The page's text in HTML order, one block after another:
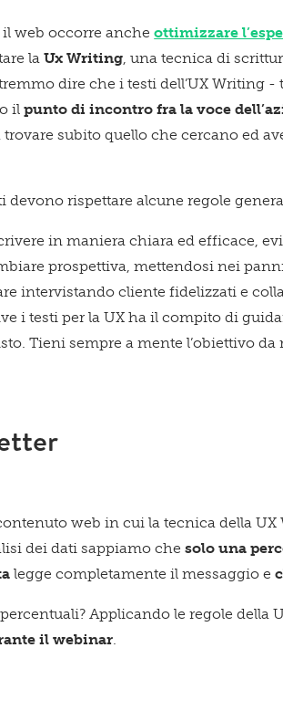
il web occorre ancheottimizzare
laUx Writing, una tecnica di
dire che i testi dell’UX Writing
ilpunto di incontro fra la voce
subito quello che cercano ed
devono rispettare alcune regole
in maniera chiara ed efficace,
prospettiva, mettendosi nei
intervistando cliente fidelizzati e
i testi per la UX ha il compito di
Tieni sempre a mente l’obiettivo da
web in cui la tecnica della
dei dati sappiamo chesolo una
legge completamente il messaggio e
Applicando le regole della
il webinar.